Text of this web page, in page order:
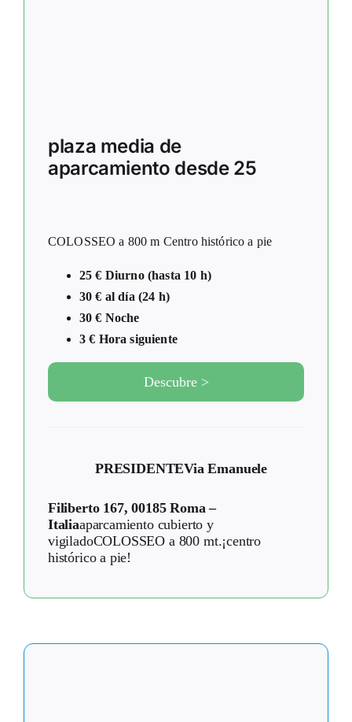
plaza media de
aparcamiento desde 25
COLOSSEO a 800 m Centro histórico a pie
25 € Diurno (hasta 10 h)
30 € al día (24 h)
30 € Noche
3 € Hora siguiente
Descubre >
PRESIDENTEVia Emanuele
Filiberto 167, 00185 Roma –
Italiaaparcamiento cubierto y
vigiladoCOLOSSEO a 800 mt.¡centro
histórico a pie!